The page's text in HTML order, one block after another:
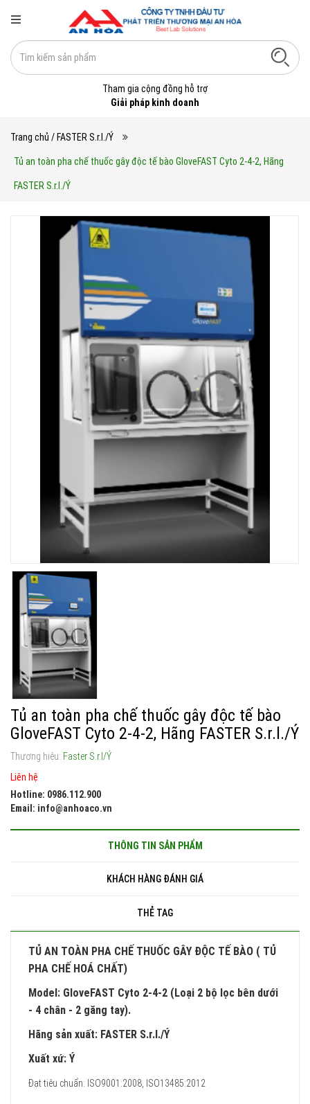
Tham gia cộng đồng hỗ trợ
Giải pháp kinh doanh
Trang chủ / FASTER S.r.l./Ý
Tủ an toàn pha chế thuốc gây độc tế bào GloveFAST Cyto 2-4-2, Hãng
FASTER S.r.l./Ý
Tủ an toàn pha chế thuốc gây độc tế bào
GloveFAST Cyto 2-4-2, Hãng FASTER S.r.l./Ý
Thương hiệu: Faster S.r.l/Ý
Liên hệ
Hotline: 0986.112.900
Email: info@anhoaco.vn
THÔNG TIN SẢN PHẨM
KHÁCH HÀNG ĐÁNH GIÁ
THẺ TAG
TỦ AN TOÀN PHA CHẾ THUỐC GÂY ĐỘC TẾ BÀO ( TỦ
PHA CHẾ HOÁ CHẤT)
Model: GloveFAST Cyto 2-4-2 (Loại 2 bộ lọc bên dưới
- 4 chân - 2 găng tay).
Hãng sản xuất: FASTER S.r.l./Ý
Xuất xứ: Ý
Đạt tiêu chuẩn: ISO9001:2008, ISO13485:2012